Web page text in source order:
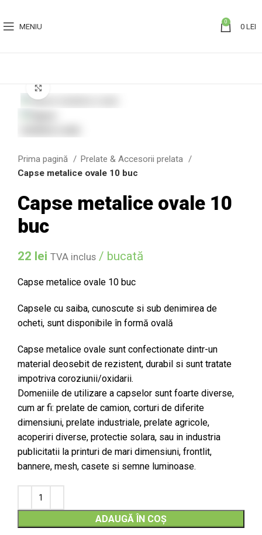
MENIU
0
0 LEI
Prima pagină
Prelate & Accesorii prelata
Capse metalice ovale 10 buc
Capse metalice ovale 10
buc
22 lei TVA inclus / bucată
Capse metalice ovale 10 buc
Capsele cu saiba, cunoscute si sub denimirea de
ocheti, sunt disponibile în formă ovală
Capse metalice ovale sunt confectionate dintr-un
material deosebit de rezistent, durabil si sunt tratate
impotriva coroziunii/oxidarii.
Domeniile de utilizare a capselor sunt foarte diverse,
cum ar fi: prelate de camion, corturi de diferite
dimensiuni, prelate industriale, prelate agricole,
acoperiri diverse, protectie solara, sau in industria
publicitatii la printuri de mari dimensiuni, frontlit,
bannere, mesh, casete si semne luminoase.
ADAUGĂ ÎN COȘ